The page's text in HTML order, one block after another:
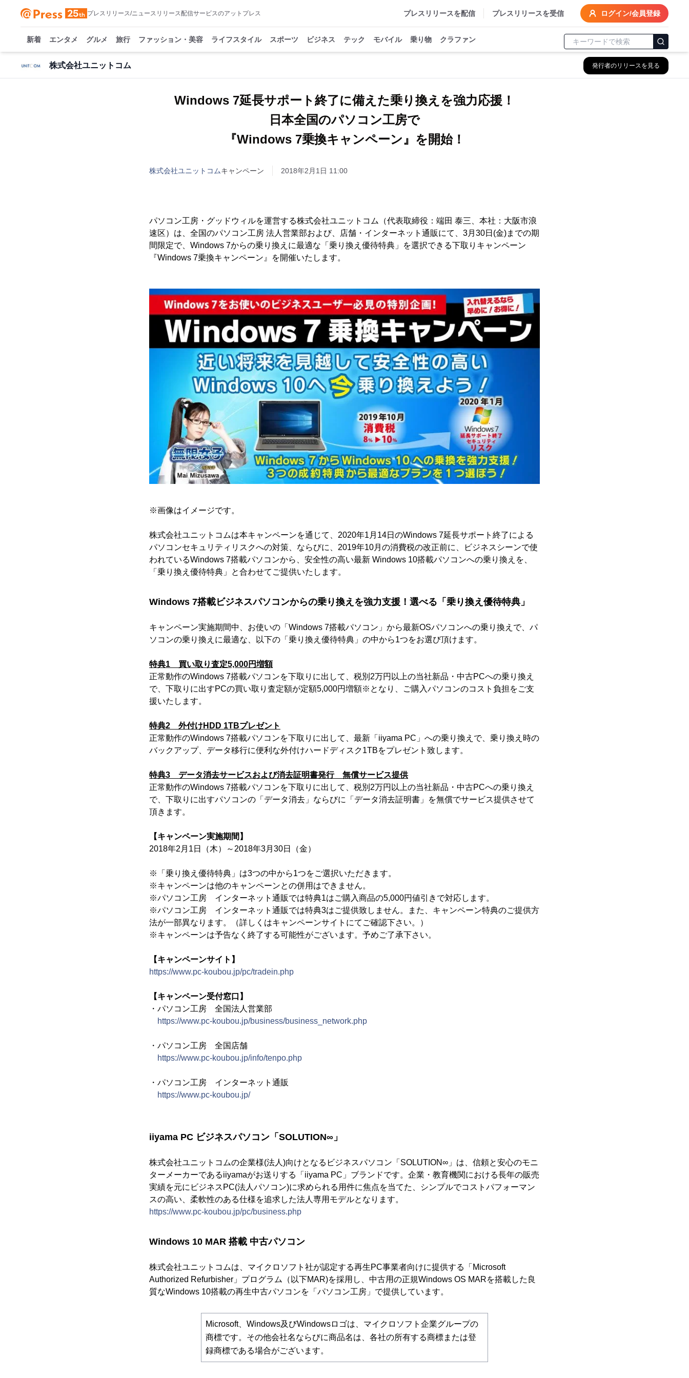
プレスリリース/ニュースリリース配信サービスのアットプレス プレスリリースを配信 プレスリリースを受信 ログイン/会員登録
新着 エンタメ グルメ 旅行 ファッション・美容 ライフスタイル スポーツ ビジネス テック モバイル 乗り物 クラファン
株式会社ユニットコム 発行者のリリースを見る
Windows 7延長サポート終了に備えた乗り換えを強力応援！
日本全国のパソコン工房で
株式会社ユニットコムキャンペーン 2018年2月1日 11:00
パソコン工房・グッドウィルを運営する株式会社ユニットコム（代表取締役：端田 泰三、本社：大阪市浪
速区）は、全国のパソコン工房 法人営業部および、店舗・インターネット通販にて、3月30日(金)までの期
間限定で、Windows 7からの乗り換えに最適な「乗り換え優待特典」を選択できる下取りキャンペーン
『Windows 7乗換キャンペーン』を開催いたします。
※画像はイメージです。
株式会社ユニットコムは本キャンペーンを通じて、2020年1月14日のWindows 7延長サポート終了による
パソコンセキュリティリスクへの対策、ならびに、2019年10月の消費税の改正前に、ビジネスシーンで使
われているWindows 7搭載パソコンから、安全性の高い最新 Windows 10搭載パソコンへの乗り換えを、
「乗り換え優待特典」と合わせてご提供いたします。
Windows 7搭載ビジネスパソコンからの乗り換えを強力支援！選べる「乗り換え優待特典」
キャンペーン実施期間中、お使いの「Windows 7搭載パソコン」から最新OSパソコンへの乗り換えで、パ
ソコンの乗り換えに最適な、以下の「乗り換え優待特典」の中から1つをお選び頂けます。
特典1 買い取り査定5,000円増額
正常動作のWindows 7搭載パソコンを下取りに出して、税別2万円以上の当社新品・中古PCへの乗り換え
で、下取りに出すPCの買い取り査定額が定額5,000円増額※となり、ご購入パソコンのコスト負担をご支
援いたします。
特典2 外付けHDD 1TBプレゼント
正常動作のWindows 7搭載パソコンを下取りに出して、最新「iiyama PC」への乗り換えで、乗り換え時の
バックアップ、データ移行に便利な外付けハードディスク1TBをプレゼント致します。
特典3 データ消去サービスおよび消去証明書発行 無償サービス提供
正常動作のWindows 7搭載パソコンを下取りに出して、税別2万円以上の当社新品・中古PCへの乗り換え
で、下取りに出すパソコンの「データ消去」ならびに「データ消去証明書」を無償でサービス提供させて
頂きます。
【キャンペーン実施期間】
2018年2月1日（木）～2018年3月30日（金）
※「乗り換え優待特典」は3つの中から1つをご選択いただきます。
※キャンペーンは他のキャンペーンとの併用はできません。
※パソコン工房 インターネット通販では特典1はご購入商品の5,000円値引きで対応します。
※パソコン工房 インターネット通販では特典3はご提供致しません。また、キャンペーン特典のご提供方
法が一部異なります。（詳しくはキャンペーンサイトにてご確認下さい。）
※キャンペーンは予告なく終了する可能性がございます。予めご了承下さい。
【キャンペーンサイト】
https://www.pc-koubou.jp/pc/tradein.php
【キャンペーン受付窓口】
・パソコン工房 全国法人営業部
https://www.pc-koubou.jp/business/business_network.php
・パソコン工房 全国店舗
https://www.pc-koubou.jp/info/tenpo.php
・パソコン工房 インターネット通販
https://www.pc-koubou.jp/
iiyama PC ビジネスパソコン「SOLUTION∞」
株式会社ユニットコムの企業様(法人)向けとなるビジネスパソコン「SOLUTION∞」は、信頼と安心のモニ
ターメーカーであるiiyamaがお送りする「iiyama PC」ブランドです。企業・教育機関における長年の販売
実績を元にビジネスPC(法人パソコン)に求められる用件に焦点を当てた、シンプルでコストパフォーマン
スの高い、柔軟性のある仕様を追求した法人専用モデルとなります。
https://www.pc-koubou.jp/pc/business.php
Windows 10 MAR 搭載 中古パソコン
株式会社ユニットコムは、マイクロソフト社が認定する再生PC事業者向けに提供する「Microsoft
Authorized Refurbisher」プログラム（以下MAR)を採用し、中古用の正規Windows OS MARを搭載した良
質なWindows 10搭載の再生中古パソコンを「パソコン工房」で提供しています。
Microsoft、Windows及びWindowsロゴは、マイクロソフト企業グループの
商標です。その他会社名ならびに商品名は、各社の所有する商標または登
録商標である場合がございます。